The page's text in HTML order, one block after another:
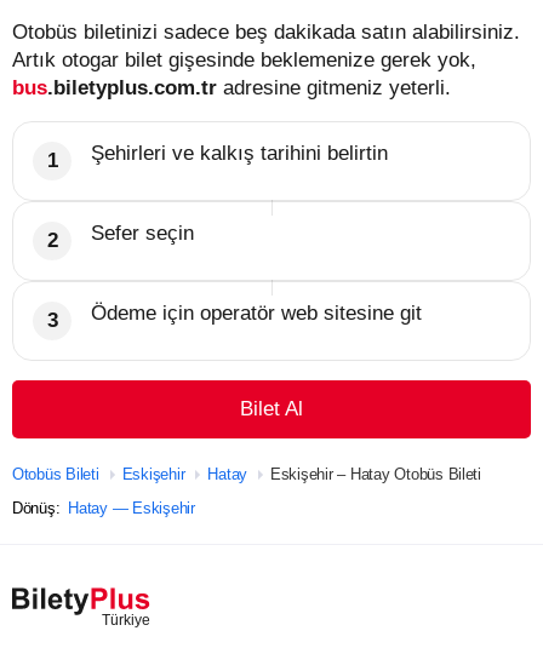
Otobüs biletinizi sadece beş dakikada satın alabilirsiniz.
Artık otogar bilet gişesinde beklemenize gerek yok,
bus.biletyplus.com.tr adresine gitmeniz yeterli.
Şehirleri ve kalkış tarihini belirtin
Sefer seçin
Ödeme için operatör web sitesine git
Bilet Al
Otobüs Bileti Eskişehir Hatay
Eskişehir – Hatay Otobüs Bileti
Dönüş: Hatay — Eskişehir